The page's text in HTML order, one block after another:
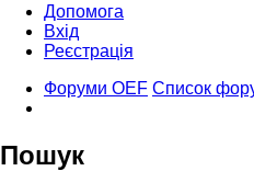
Допомога
Вхід
Реєстрація
Форуми OEF Список
Пошук